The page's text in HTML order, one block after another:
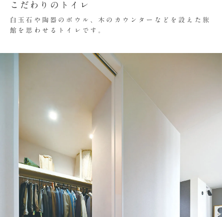
こだわりのトイレ
白玉石や陶器のボウル、木のカウンターなどを設えた旅
館を思わせるトイレです。